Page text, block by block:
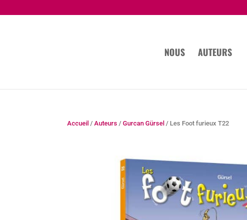
NOUS AUTEURS
Accueil /Auteurs /Gurcan Gürsel / Les Foot furieux T22